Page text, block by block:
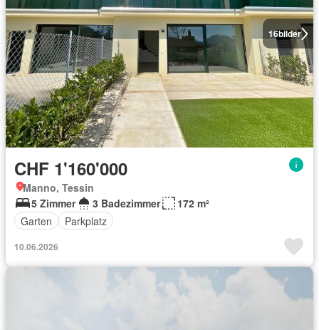
16bilder
CHF 1'160'000
Manno, Tessin
5 Zimmer
3 Badezimmer
172 m²
Garten
Parkplatz
10.06.2026